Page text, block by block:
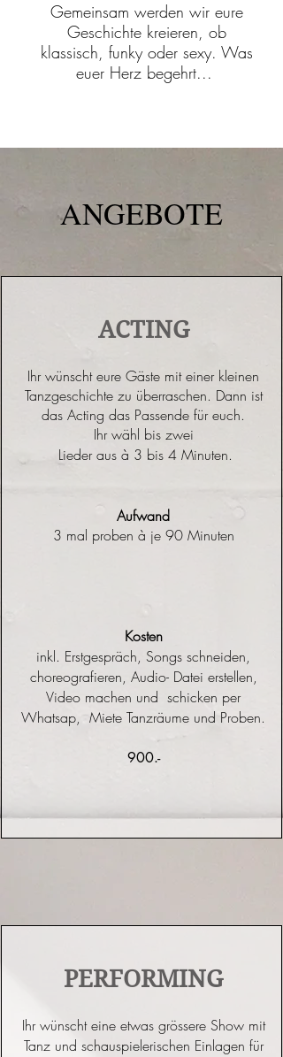
Gemeinsam werden wir eure
Geschichte kreieren, ob
klassisch, funky oder sexy. Was
euer Herz begehrt...
ANGEBOTE
ACTING
​Ihr wünscht eure Gäste mit einer kleinen
Tanzgeschichte zu überraschen. Dann ist
das Acting das Passende für euch.
Ihr wähl bis zwei
Lieder aus à 3 bis 4 Minuten.
Aufwand
3 mal proben à je 90 Minuten
​Kosten
inkl. Erstgespräch, Songs schneiden,
choreografieren, Audio- Datei erstellen,
Video machen und schicken per
Whatsap, Miete Tanzräume und Proben.
900.-​​
PERFORMING
Ihr wünscht eine etwas grössere Show mit
Tanz und schauspielerischen Einlagen für